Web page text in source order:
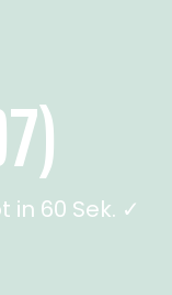
60 Sek. ✓